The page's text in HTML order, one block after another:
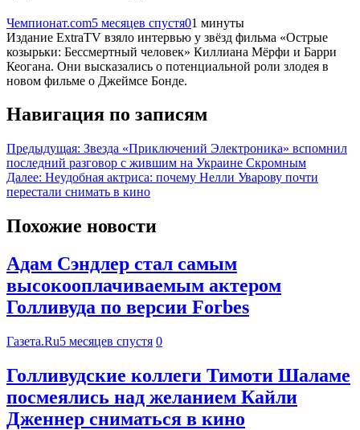
Чемпионат.com5 месяцев спустя01 минуты
Издание ExtraTV взяло интервью у звёзд фильма «Острые
козырьки: Бессмертный человек» Киллиана Мёрфи и Барри
Кеогана. Они высказались о потенциальной роли злодея в
новом фильме о Джеймсе Бонде.
Навигация по записям
Предыдущая: Звезда «Приключений Электроника» вспомнил
последний разговор с жившим на Украине Скромным
Далее: Неудобная актриса: почему Нелли Уварову почти
перестали снимать в кино
Похожие новости
Адам Сэндлер стал самым
высокооплачиваемым актером
Голливуда по версии Forbes
Газета.Ru5 месяцев спустя 0
Голливудские коллеги Тимоти Шаламе
посмеялись над желанием Кайли
Дженнер сниматься в кино